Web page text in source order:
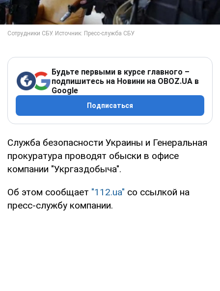
Будьте первыми в курсе главного –
подпишитесь на Новини на OBOZ.UA в
Google
Подписаться
Служба безопасности Украины и Генеральная
прокуратура проводят обыски в офисе
компании "Укргаздобыча".
Об этом сообщает "112.ua" со ссылкой на
пресс-службу компании.